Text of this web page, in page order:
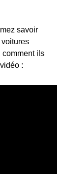
savoir
comment ils
: